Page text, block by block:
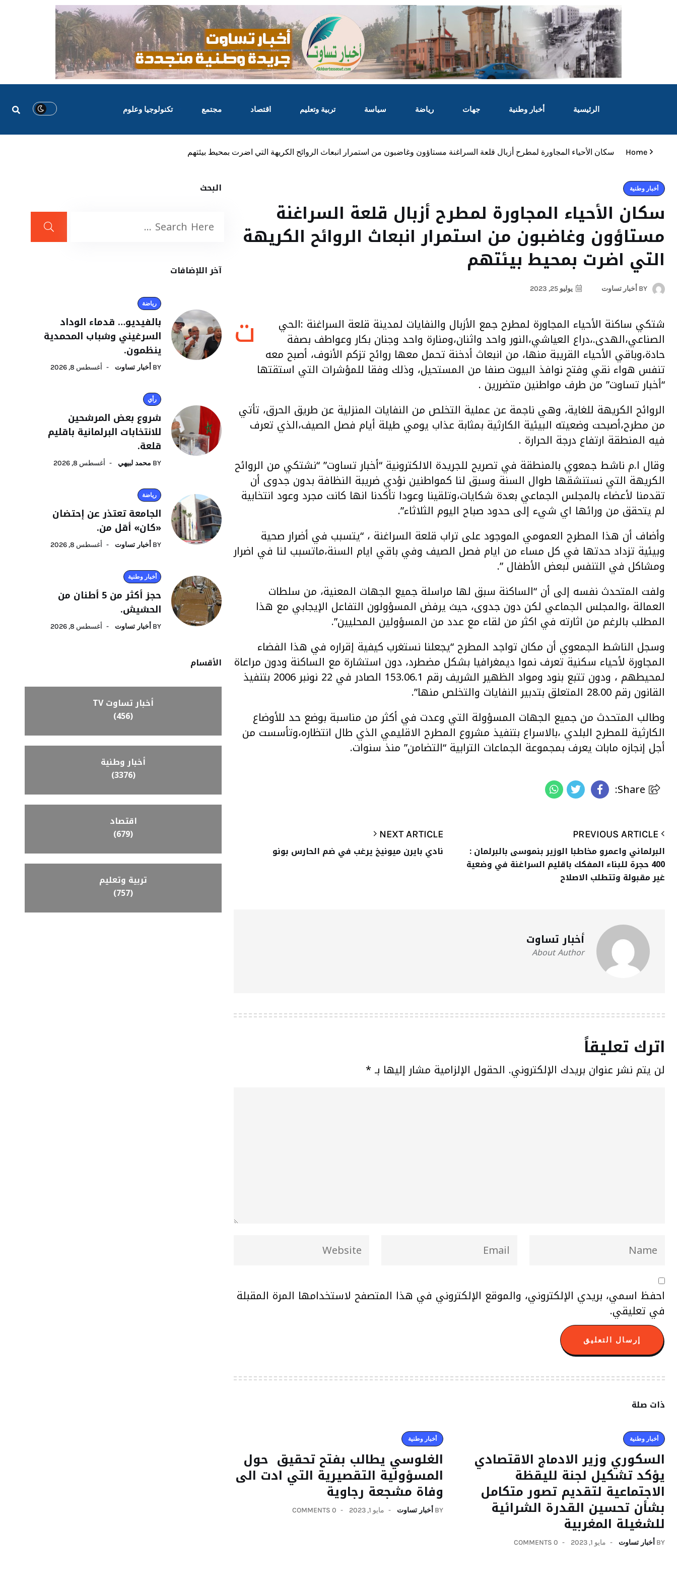
الرئيسية أخبار وطنية جهات رياضة سياسة تربية وتعليم اقتصاد مجتمع تكنولوجيا وعلوم
Home سكان الأحياء المجاورة لمطرح أزبال قلعة السراغنة مستاؤون وغاضبون من استمرار انبعاث الروائح الكريهة التي اضرت بمحيط بيئتهم
أخبار وطنية
سكان الأحياء المجاورة لمطرح أزبال قلعة السراغنة
مستاؤون وغاضبون من استمرار انبعاث الروائح الكريهة
التي اضرت بمحيط بيئتهم
BY أخبار تساوت يوليو 25, 2023
ت شتكي ساكنة الأحياء المجاورة لمطرح جمع الأزبال والنفايات لمدينة قلعة السراغنة :الحي
الصناعي،الهدى.،دراع العياشي،النور واحد واثنان،ومنارة واحد وجنان بكار وعواطف بصفة
حادة،وباقي الأحياء القريبة منها، من انبعاث أدخنة تحمل معها روائح تزكم الأنوف، أصبح معه
تنفس هواء نقي وفتح نوافذ البيوت صنفا من المستحيل، وذلك وفقا للمؤشرات التي استقتها
“أخبار تساوت” من طرف مواطنين متضررين .
الروائح الكريهة للغاية، وهي ناجمة عن عملية التخلص من النفايات المنزلية عن طريق الحرق، تأتي
من مطرح،أصبحت وضعيته البيئية الكارثية بمثابة عذاب يومي طيلة أيام فصل الصيف،الذي تعرف
فيه المنطقة ارتفاع درجة الحرارة .
وقال ا.م ناشط جمعوي بالمنطقة في تصريح للجريدة الالكترونية “أخبار تساوت” “نشتكي من الروائح
الكريهة التي نستنشقها طوال السنة وسبق لنا كمواطنين نؤدي ضريبة النظافة بدون جدوى أن
تقدمنا لأعضاء بالمجلس الجماعي بعدة شكايات،وتلقينا وعودا تأكدنا انها كانت مجرد وعود انتخابية
لم يتحقق من ورائها اي شيء إلى حدود صباح اليوم الثلاثاء”.
وأضاف أن هذا المطرح العمومي الموجود على تراب قلعة السراغنة ، “يتسبب في أضرار صحية
وبيئية تزداد حدتها في كل مساء من ايام فصل الصيف وفي باقي ايام السنة،ماتسبب لنا في اضرار
ومشاكل في التنفس لبعض الأطفال ”.
ولفت المتحدث نفسه إلى أن “الساكنة سبق لها مراسلة جميع الجهات المعنية، من سلطات
العمالة ،والمجلس الجماعي لكن دون جدوى، حيث يرفض المسؤولون التفاعل الإيجابي مع هذا
المطلب بالرغم من اثارته في اكثر من لقاء مع عدد من المسؤولين المحليين”.
وسجل الناشط الجمعوي أن مكان تواجد المطرح “يجعلنا نستغرب كيفية إقراره في هذا الفضاء
المجاورة لأحياء سكنية تعرف نموا ديمغرافيا بشكل مضطرد، دون استشارة مع الساكنة ودون مراعاة
لمحيطهم ، ودون تتبع بنود ومواد الظهير الشريف رقم 153.06.1 الصادر في 22 نونبر 2006 بتنفيذ
القانون رقم 28.00 المتعلق بتدبير النفايات والتخلص منها”.
وطالب المتحدث من جميع الجهات المسؤولة التي وعدت في أكثر من مناسبة بوضع حد للأوضاع
الكارثية للمطرح البلدي ،بالاسراع بتنفيذ مشروع المطرح الاقليمي الذي طال انتظاره،وتأسست من
أجل إنجازه مابات يعرف بمجموعة الجماعات الترابية “التضامن” منذ سنوات.
البرلماني واعمرو مخاطبا الوزير بنموسى بالبرلمان :
400 حجرة للبناء المفكك باقليم السراغنة في وضعية
غير مقبولة وتتطلب الاصلاح
NEXT ARTICLE
نادي بايرن ميونيخ يرغب في ضم الحارس بونو
أخبار تساوت
About Author
اترك تعليقاً
لن يتم نشر عنوان بريدك الإلكتروني. الحقول الإلزامية مشار إليها بـ *
احفظ اسمي، بريدي الإلكتروني، والموقع الإلكتروني في هذا المتصفح لاستخدامها المرة المقبلة
في تعليقي.
ذات صلة
أخبار وطنية
السكوري وزير الادماج الاقتصادي
يؤكد تشكيل لجنة لليقظة
الاجتماعية لتقديم تصور متكامل
بشأن تحسين القدرة الشرائية
للشغيلة المغربية
BY أخبار تساوت مايو 1, 2023 0 COMMENTS
أخبار وطنية
الغلوسي يطالب بفتح تحقيق حول
المسؤولية التقصيرية التي ادت الى
وفاة مشجعة رجاوية
BY أخبار تساوت مايو 1, 2023 0 COMMENTS
البحث
آخر اللإضافات
رياضة
بالفيديو… قدماء الوداد
السرغيني وشباب المحمدية
ينظمون.
BY أخبار تساوت أغسطس 8, 2026
رأي
شروع بعض المرشحين
للانتخابات البرلمانية باقليم
قلعة.
BY محمد لبيهي أغسطس 8, 2026
رياضة
الجامعة تعتذر عن إحتضان
«كان» أقل من.
BY أخبار تساوت أغسطس 8, 2026
أخبار وطنية
حجز أكثر من 5 أطنان من
الحشيش.
BY أخبار تساوت أغسطس 8, 2026
الأقسام
أخبار تساوت TV
(456)
أخبار وطنية
(3376)
اقتصاد
(679)
تربية وتعليم
(757)